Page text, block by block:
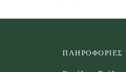
ΠΛΗΡΟΦΟΡΙΕΣ